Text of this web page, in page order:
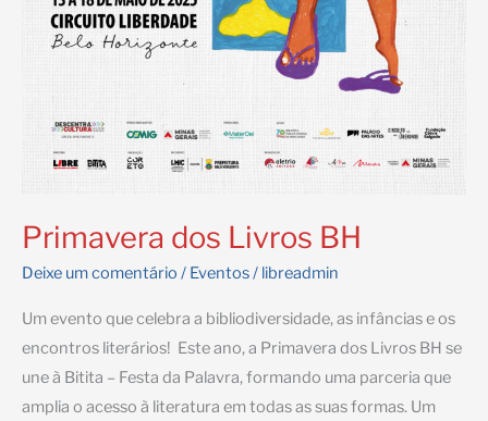
Primavera dos Livros BH
Deixe um comentário / Eventos/ libreadmin
Um evento que celebra a bibliodiversidade, as infâncias e os
encontros literários! Este ano, a Primavera dos Livros BH se
une à Bitita – Festa da Palavra, formando uma parceria que
amplia o acesso à literatura em todas as suas formas. Um